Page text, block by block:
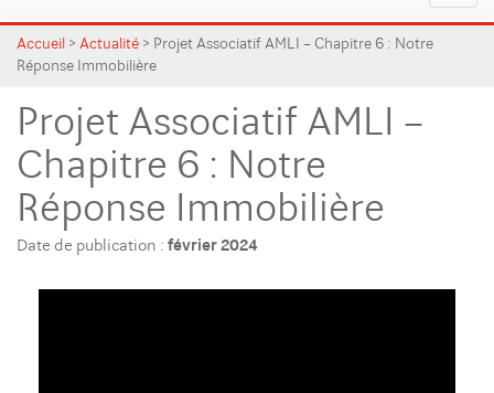
Accueil > Actualité > Projet Associatif AMLI – Chapitre 6 : Notre
Réponse Immobilière
Projet Associatif AMLI –
Chapitre 6 : Notre
Réponse Immobilière
Date de publication : février 2024